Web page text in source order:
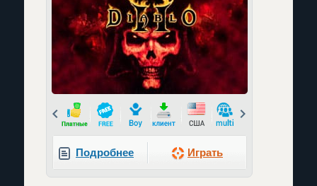
Prev
Подробнее Играть